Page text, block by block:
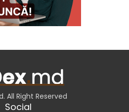
All Right Reserved
Social